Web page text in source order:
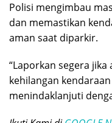
Polisi mengimbau
dan memastikan
aman saat diparkir.
“Laporkan segera
kehilangan
menindaklanjuti